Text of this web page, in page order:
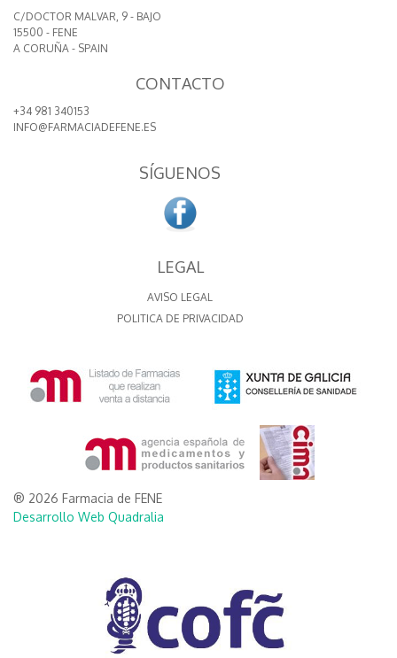
C/DOCTOR MALVAR, 9 - BAJO
15500 - FENE
A CORUÑA - SPAIN
CONTACTO
+34 981 340153
INFO@FARMACIADEFENE.ES
SÍGUENOS
LEGAL
AVISO LEGAL
POLITICA DE PRIVACIDAD
® 2026 Farmacia de FENE
Desarrollo Web Quadralia